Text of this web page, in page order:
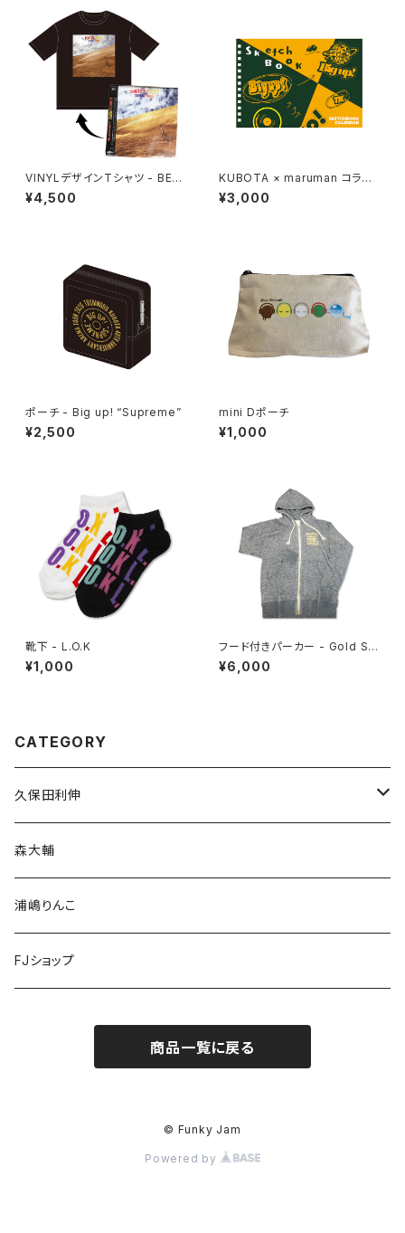
VINYLデザインTシャツ - BEA
UTIFUL PEOPLE
¥4,500
KUBOTA × maruman コラボ
スケッチブックカレンダー - Big
up!
¥3,000
ポーチ - Big up! “Supreme”
¥2,500
mini Dポーチ
¥1,000
靴下 - L.O.K
¥1,000
フード付きパーカー - Gold Sk
ool
¥6,000
CATEGORY
久保田利伸
Big up!
佐藤さん、いつものでよろしいですか？
BEAUTIFUL PEOPLE
L.O.K Supa Dupa
森大輔
浦嶋りんこ
FJショップ
商品一覧に戻る
© Funky Jam
Powered by